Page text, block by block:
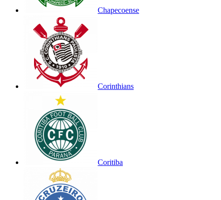
Chapecoense
Corinthians
Coritiba